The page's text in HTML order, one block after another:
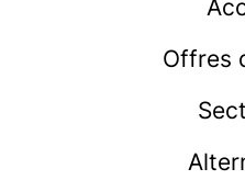
Offres